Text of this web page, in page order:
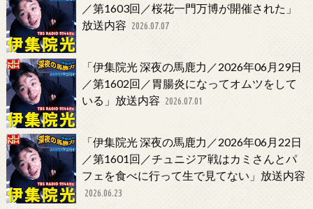
／第1603回／桜花一門万博が開催された」
放送内容 2026.07.07
「伊集院光 深夜の馬鹿力／2026年06月29日
／第1602回／胃腸炎になってオムツをして
いる」放送内容 2026.07.01
「伊集院光 深夜の馬鹿力／2026年06月22日
／第1601回／チュニジア戦はカミさんとパ
フェを食べに行って生で見てない」放送内容
2026.06.23